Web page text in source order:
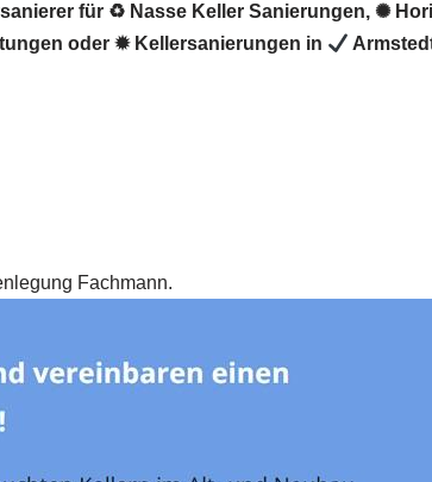
für ♻ Nasse Keller Sanierungen, ✺
oder ✹ Kellersanierungen in
Fachmann.